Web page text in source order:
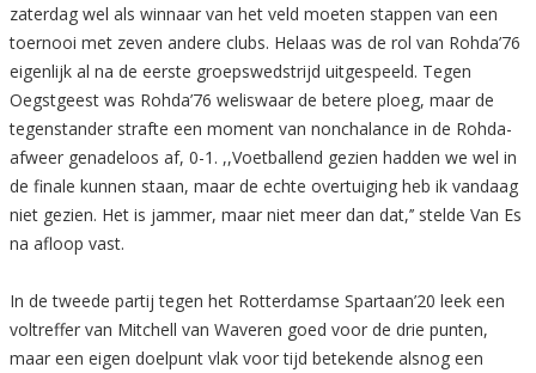
zaterdag wel als winnaar van het veld moeten stappen van een
toernooi met zeven andere clubs. Helaas was de rol van Rohda’76
eigenlijk al na de eerste groepswedstrijd uitgespeeld. Tegen
Oegstgeest was Rohda’76 weliswaar de betere ploeg, maar de
tegenstander strafte een moment van nonchalance in de Rohda-
afweer genadeloos af, 0-1. ,,Voetballend gezien hadden we wel in
de finale kunnen staan, maar de echte overtuiging heb ik vandaag
niet gezien. Het is jammer, maar niet meer dan dat,’’ stelde Van Es
na afloop vast.
In de tweede partij tegen het Rotterdamse Spartaan’20 leek een
voltreffer van Mitchell van Waveren goed voor de drie punten,
maar een eigen doelpunt vlak voor tijd betekende alsnog een